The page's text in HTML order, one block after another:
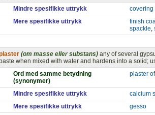
Mindre spesifikke uttrykk
covering
Mere spesifikke uttrykk
finish
spackle,
(om masse eller substans) any of several
when mixed with water and hardens into a solid;
Ord med samme betydning
(synonymer)
plaster
Mindre spesifikke uttrykk calcium
Mere spesifikke uttrykk
gesso